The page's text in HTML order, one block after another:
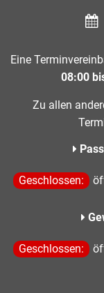
Eine
08:00
Zu allen
Klicken, um
Geschlossen:
Klicken, um
Geschlossen: